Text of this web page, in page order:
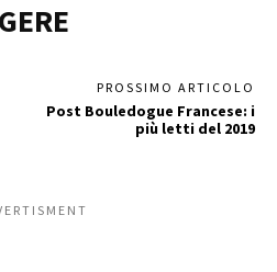
PROSSIMO ARTICOLO
Post Bouledogue Francese: i
più letti del 2019